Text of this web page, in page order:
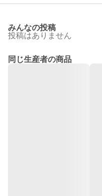
みんなの投稿
投稿はありません
同じ生産者の商品